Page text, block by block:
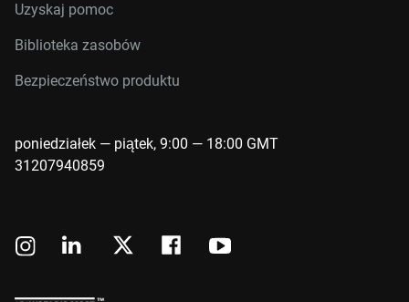
Uzyskaj pomoc
Biblioteka zasobów
Bezpieczeństwo produktu
poniedziałek — piątek, 9:00 — 18:00 GMT
31207940859